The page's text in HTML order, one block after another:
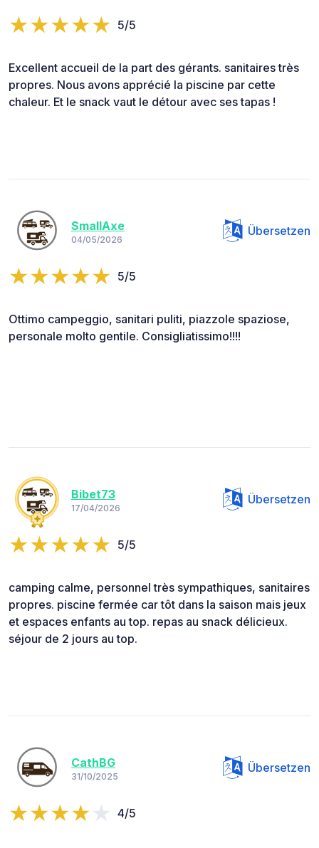
5/5
Excellent accueil de la part des gérants. sanitaires très
propres. Nous avons apprécié la piscine par cette
chaleur. Et le snack vaut le détour avec ses tapas !
SmallAxe
04/05/2026
Übersetzen
5/5
Ottimo campeggio, sanitari puliti, piazzole spaziose,
personale molto gentile. Consigliatissimo!!!!
Bibet73
17/04/2026
Übersetzen
5/5
camping calme, personnel très sympathiques, sanitaires
propres. piscine fermée car tôt dans la saison mais jeux
et espaces enfants au top. repas au snack délicieux.
séjour de 2 jours au top.
CathBG
31/10/2025
Übersetzen
4/5